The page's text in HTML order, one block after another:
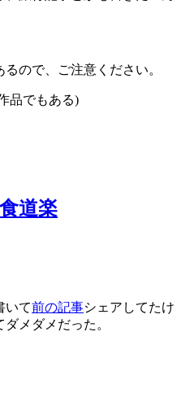
ので、ご注意ください。
品でもある)
道楽
いて前の記事シェアしてたけ
メダメだった。